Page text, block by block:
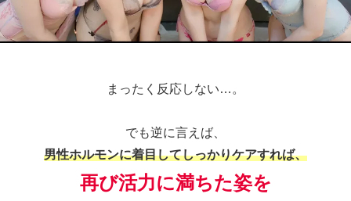
まったく反応しない…。
でも逆に言えば、
男性ホルモンに着目してしっかりケアすれば、
再び活力に満ちた姿を